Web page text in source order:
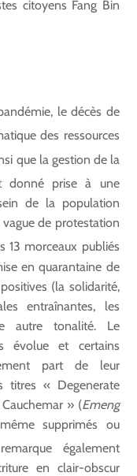
citoyens Fang Bin
le décès de
des ressources
que la gestion de la
prise à une
de la population
de protestation
13 morceaux publiés
en quarantaine de
(la solidarité,
entraînantes, les
autre tonalité. Le
évolue et certains
part de leur
titres « Degenerate
» (Emeng
supprimés ou
également
en clair-obscur